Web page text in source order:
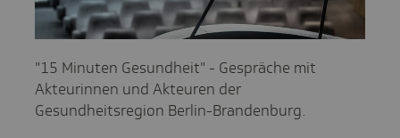
"15 Minuten Gesundheit" - Gespräche mit
Akteurinnen und Akteuren der
Gesundheitsregion Berlin-Brandenburg.